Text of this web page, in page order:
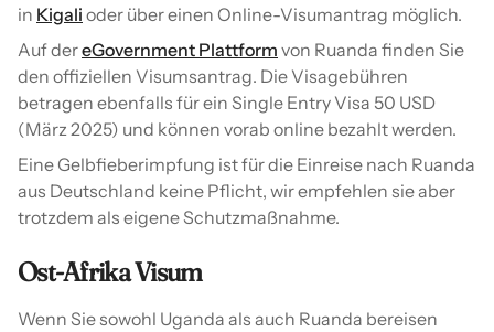
in Kigali oder über einen Online-Visumantrag möglich.
Auf dereGovernment Plattform von Ruanda finden Sie
den offiziellen Visumsantrag. Die Visagebühren
betragen ebenfalls für ein Single Entry Visa 50 USD
(März 2025) und können vorab online bezahlt werden.
Eine Gelbfieberimpfung ist für die Einreise nach Ruanda
aus Deutschland keine Pflicht, wir empfehlen sie aber
trotzdem als eigene Schutzmaßnahme.
Ost-Afrika Visum
Wenn Sie sowohl Uganda als auch Ruanda bereisen